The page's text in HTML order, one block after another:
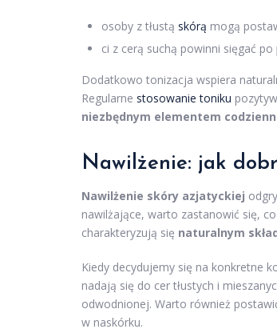
osoby z tłustą skórą mogą
ci z cerą suchą powinni sięgać po
Dodatkowo tonizacja wspiera
Regularne stosowanie toniku
niezbędnym elementem
Nawilżenie: jak
Nawilżenie skóry azjatyckiej
nawilżające, warto zastanowić się,
charakteryzują się naturalnym
Kiedy decydujemy się na konkretne
nadają się do cer tłustych i
odwodnionej. Warto również
w naskórku.